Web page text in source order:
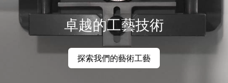
卓越的工藝技術
探索我們的藝術工藝